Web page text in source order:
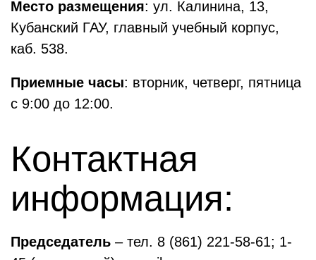
Место размещения: ул. Калинина, 13,
Кубанский ГАУ, главный учебный корпус,
каб. 538.
Приемные часы: вторник, четверг, пятница
с 9:00 до 12:00.
Контактная
информация:
Председатель – тел. 8 (861) 221-58-61; 1-